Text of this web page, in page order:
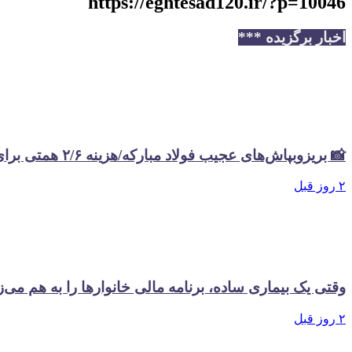
اخبار برگزیده ***
📸 بریزوبپاش‌های عجیب فولاد مبارکه/هزینه ۲/۶ همتی برای تبلیغات در سال گذشته
۲ روز قبل
وقتی یک بیماری ساده، برنامه مالی خانوارها را به هم
۲ روز قبل